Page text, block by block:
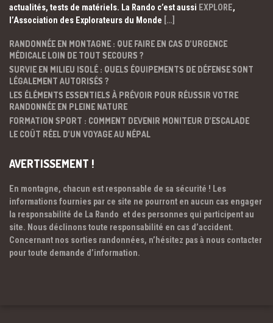
actualités, tests de matériels. La Rando c’est aussi EXPLORE,
l’Association des Explorateurs du Monde […]
RANDONNÉE EN MONTAGNE : QUE FAIRE EN CAS D’URGENCE
MÉDICALE LOIN DE TOUT SECOURS ?
SURVIE EN MILIEU ISOLÉ : QUELS ÉQUIPEMENTS DE DÉFENSE SONT
LÉGALEMENT AUTORISÉS ?
LES ÉLÉMENTS ESSENTIELS À PRÉVOIR POUR RÉUSSIR VOTRE
RANDONNÉE EN PLEINE NATURE
FORMATION SPORT : COMMENT DEVENIR MONITEUR D’ESCALADE
LE COÛT RÉEL D’UN VOYAGE AU NÉPAL
AVERTISSEMENT !
En montagne, chacun est responsable de sa sécurité ! Les
informations fournies par ce site ne pourront en aucun cas engager
la responsabilité de La Rando et des personnes qui participent au
site. Nous déclinons toute responsabilité en cas d’accident.
Concernant nos sorties randonnées, n’hésitez pas à nous contacter
pour toute demande d’information.